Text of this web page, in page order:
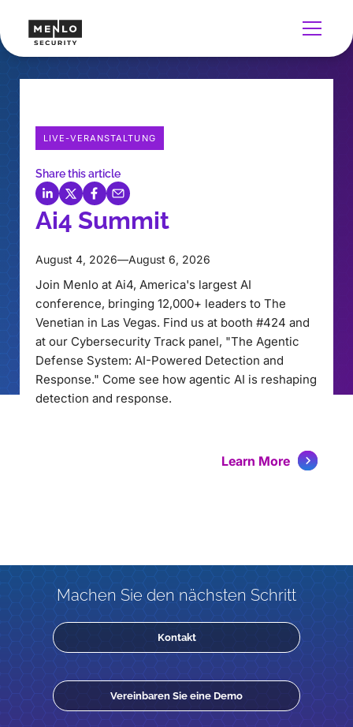
LIVE-VERANSTALTUNG
Share this article
Ai4 Summit
August 4, 2026—August 6, 2026
Join Menlo at Ai4, America's largest AI
conference, bringing 12,000+ leaders to The
Venetian in Las Vegas. Find us at booth #424 and
at our Cybersecurity Track panel, "The Agentic
Defense System: AI-Powered Detection and
Response." Come see how agentic AI is reshaping
detection and response.
Learn More
Machen Sie den nächsten Schritt
Kontakt
Vereinbaren Sie eine Demo